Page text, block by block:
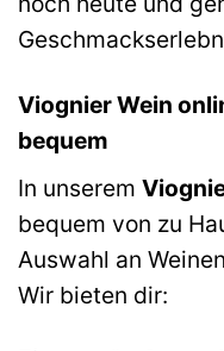
Viognier Wein
bequem
In unserem
bequem von zu
Auswahl an
Wir bieten dir: